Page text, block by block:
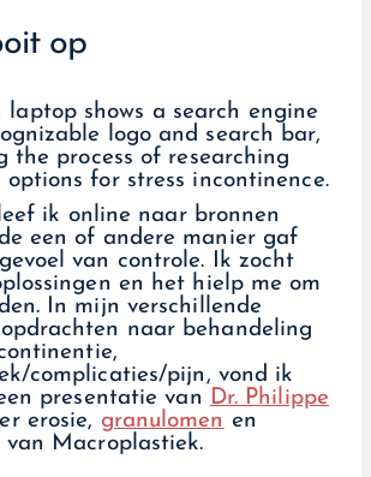
op
ik online naar bronnen
een of andere manier gaf
van controle. Ik zocht
en het hielp me om
In mijn verschillende
naar behandeling
complicaties/pijn, vond ik
presentatie van Dr. Philippe
erosie, granulomen en
Macroplastiek.